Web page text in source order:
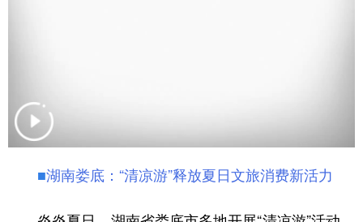
学术中国
■湖南娄底：“清凉游”释放夏日文旅消费新活力